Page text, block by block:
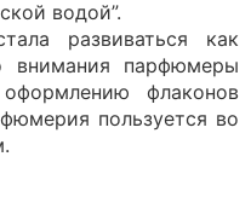
водой”.
развиваться как
внимания парфюмеры
флаконов
пользуется во